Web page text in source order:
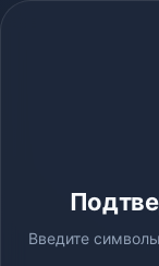
Введите